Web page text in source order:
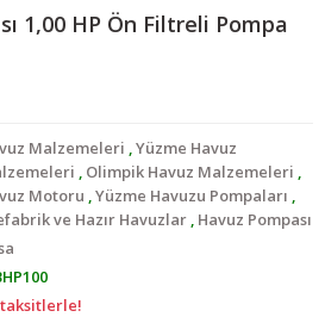
1,00 HP Ön Filtreli Pompa
Malzemeleri ,Yüzme Havuz
, Olimpik Havuz Malzemeleri ,
Motoru ,Yüzme Havuzu Pompaları ,
ve Hazır Havuzlar , Havuz Pompası
taksitlerle!